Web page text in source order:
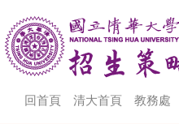
到
主
要
回首頁 清大首頁 教務處